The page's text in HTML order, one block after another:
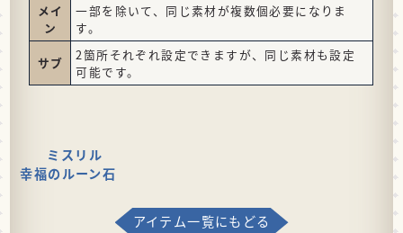
メイ
ン
一部を除いて、同じ素材が複数個必要になりま
す。
サブ
2箇所それぞれ設定できますが、同じ素材も設定
可能です。
ミスリル
幸福のルーン石
アイテム一覧にもどる